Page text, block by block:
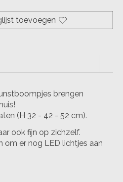
toevoegen
brengen
(H 32 - 42 - 52 cm).
ook fijn op zichzelf.
om er nog LED lichtjes aan